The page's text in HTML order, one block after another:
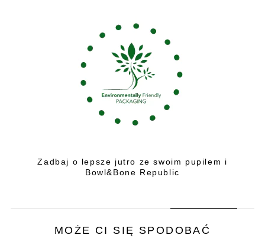
Zadbaj o lepsze jutro ze swoim pupilem i
Bowl&Bone Republic
MOŻE CI SIĘ SPODOBAĆ